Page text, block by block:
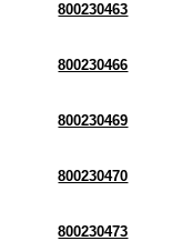
800230463
800230466
800230469
800230470
800230473